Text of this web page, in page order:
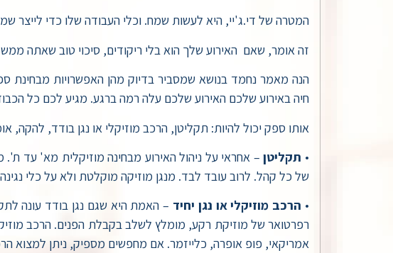
המטרה של די.ג'יי, היא לעשות שמח. וכלי העבודה שלו כדי לייצר
זה אומר, שאם האירוע שלך הוא בלי ריקודים, סיכוי טוב שאתה
הנה מאמר נחמד בנושא שמסביר בדיוק מהן האפשרויות מבחינת
חיה באירוע שלכם האירוע שלכם עלה רמה ברגע. מגיע לכם כל
אותו ספק יכול להיות: תקליטן, הרכב מוזיקלי או נגן בודד, להקה,
• תקליטן– אחראי על ניהול האירוע מבחינה מוזיקלית מא' עד
של כל קהל. לרוב עובד לבד. מנגן מוזיקה מוקלטת ולא על כלי
• הרכב מוזיקלי או נגן יחיד
רפרטואר של מוזיקת רקע, מומלץ לשלב בקבלת הפנים. הרכב
אמריקאי, פופ אופרה, כלייזמר. אם מחפשים מספיק, ניתן למצוא